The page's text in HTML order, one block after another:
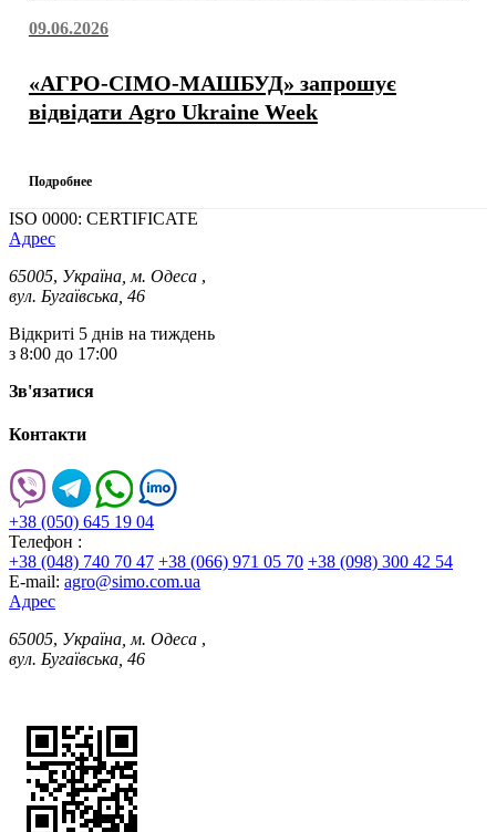
09.06.2026
«АГРО-СІМО-МАШБУД» запрошує
відвідати Agro Ukraine Week
Подробнее
ISO 0000: CERTIFICATE
Адрес
65005, Україна, м. Одеса ,
вул. Бугаївська, 46
Відкриті 5 днів на тиждень
з 8:00 до 17:00
Зв'язатися
Контакти
+38 (050) 645 19 04
Телефон :
+38 (048) 740 70 47 +38 (066) 971 05 70 +38 (098) 300 42 54
E-mail: agro@simo.com.ua
Адрес
65005, Україна, м. Одеса ,
вул. Бугаївська, 46